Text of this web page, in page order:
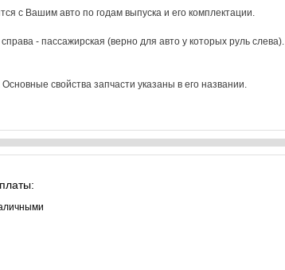
с Вашим авто по годам выпуска и его комплектации.
- пассажирская (верно для авто у которых руль слева).
свойства запчасти указаны в его названии.